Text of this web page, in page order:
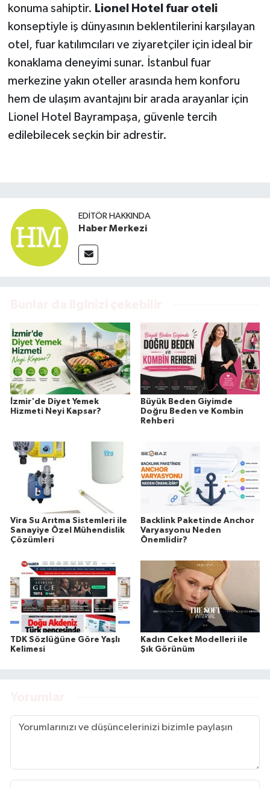
konuma sahiptir. Lionel Hotel fuar oteli
konseptiyle iş dünyasının beklentilerini karşılayan
otel, fuar katılımcıları ve ziyaretçiler için ideal bir
konaklama deneyimi sunar. İstanbul fuar
merkezine yakın oteller arasında hem konforu
hem de ulaşım avantajını bir arada arayanlar için
Lionel Hotel Bayrampaşa, güvenle tercih
edilebilecek seçkin bir adrestir.
EDITÖR HAKKINDA
Haber Merkezi
İzmir'de Diyet Yemek
Hizmeti Neyi Kapsar?
Büyük Beden Giyimde
Doğru Beden ve Kombin
Rehberi
Vira Su Arıtma Sistemleri ile
Sanayiye Özel Mühendislik
Çözümleri
Backlink Paketinde Anchor
Varyasyonu Neden
Önemlidir?
TDK Sözlüğüne Göre Yaşlı
Kelimesi
Kadın Ceket Modelleri ile
Şık Görünüm